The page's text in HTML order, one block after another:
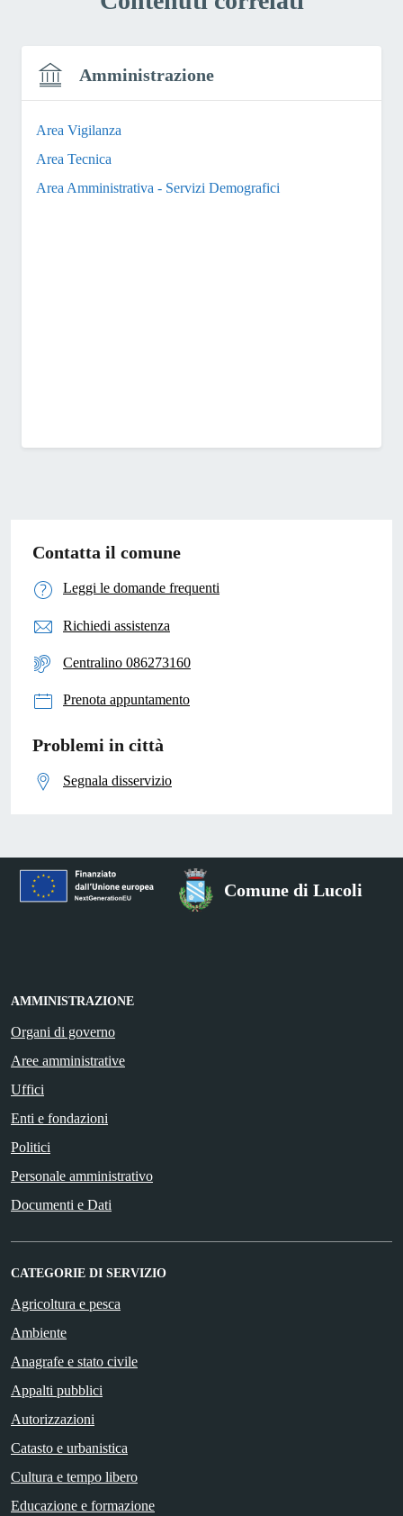
Amministrazione
Area Vigilanza
Area Tecnica
Area Amministrativa - Servizi Demografici
Contatta il comune
Leggi le domande frequenti
Richiedi assistenza
Centralino 086273160
Prenota appuntamento
Problemi in città
Segnala disservizio
Comune di Lucoli
AMMINISTRAZIONE
Organi di governo
Aree amministrative
Uffici
Enti e fondazioni
Politici
Personale amministrativo
Documenti e Dati
CATEGORIE DI SERVIZIO
Agricoltura e pesca
Ambiente
Anagrafe e stato civile
Appalti pubblici
Autorizzazioni
Catasto e urbanistica
Cultura e tempo libero
Educazione e formazione